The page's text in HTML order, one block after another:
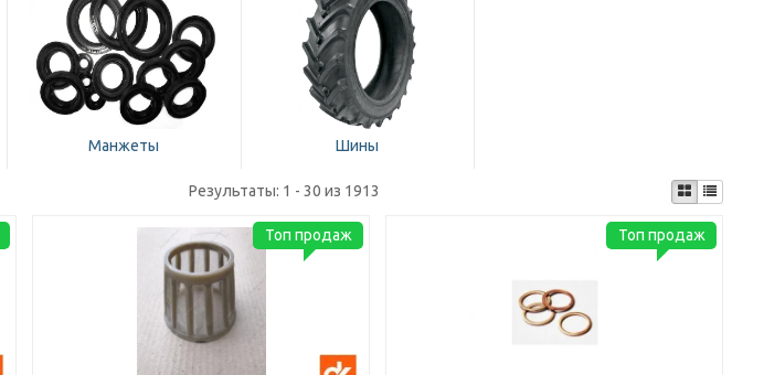
Манжеты Шины
Результаты: 1 - 30 из 1913
Топ продаж Топ продаж